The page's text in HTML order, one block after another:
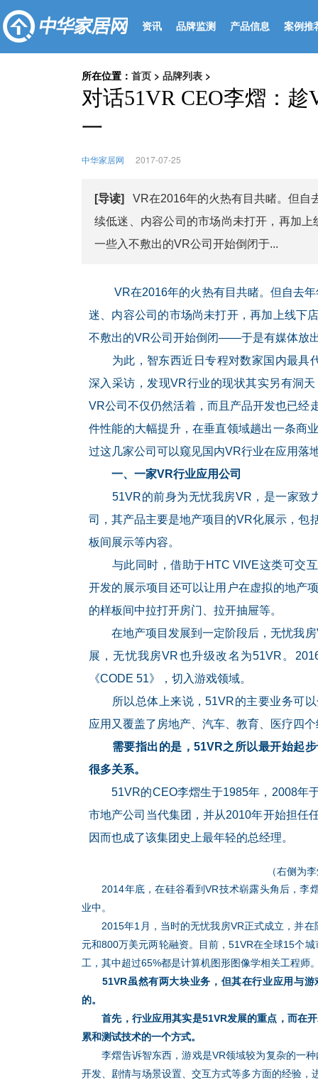
资讯 品牌监测 产品信息 案例推
所在位置： 首页 > 品牌列表 >
对话51VR CEO李熠：
一
中华家居网 2017-07-25
[导读]
VR在2016年的火热有目共睹。但自
续低迷、内容公司的市场尚未打开，再加
一些入不敷出的VR公司开始倒闭于...
VR在2016年的火热有目共睹。但自去
迷、内容公司的市场尚未打开，再加上线下
不敷出的VR公司开始倒闭——于是有媒体放
为此，智东西近日专程对数家国内最具
深入采访，发现VR行业的现状其实另有洞
VR公司不仅仍然活着，而且产品开发也已经
件性能的大幅提升，在垂直领域趟出一条商
过这几家公司可以窥见国内VR行业在应用落
一、一家VR行业应用公司
51VR的前身为无忧我房VR，是一家致
司，其产品主要是地产项目的VR化展示，包
板间展示等内容。
与此同时，借助于HTC VIVE这类可交互
开发的展示项目还可以让用户在虚拟的地产
的样板间中拉打开房门、拉开抽屉等。
在地产项目发展到一定阶段后，无忧我房
展，无忧我房VR也升级改名为51VR。
《CODE 51》，切入游戏领域。
所以总体上来说，51VR的主要业务可以
应用又覆盖了房地产、汽车、教育、医疗四
需要指出的是，51VR之所以最开始起步
很多关系。
51VR的CEO李熠生于1985年，2008年
市地产公司当代集团，并从2010年开始担任
因而也成了该集团史上最年轻的总经理。
（右侧为
2014年底，在硅谷看到VR技术崭露头角后，李
业中。
2015年1月，当时的无忧我房VR正式成立，并在
元和800万美元两轮融资。目前，51VR在全球15个
工，其中超过65%都是计算机图形图像学相关工程师
51VR虽然有两大块业务，但其在行业应用与游
的。
首先，行业应用其实是51VR发展的重点，而在开
累和测试技术的一个方式。
李熠告诉智东西，游戏是VR领域较为复杂的一种
开发、剧情与场景设置、交互方式等多方面的经验